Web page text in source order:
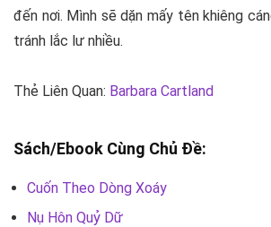
đến nơi. Mình sẽ dặn mấy tên khiêng
tránh lắc lư nhiều.
Thẻ Liên Quan: Barbara Cartland
Sách/Ebook Cùng Chủ Đề:
Cuốn Theo Dòng Xoáy
Nụ Hôn Quỷ Dữ